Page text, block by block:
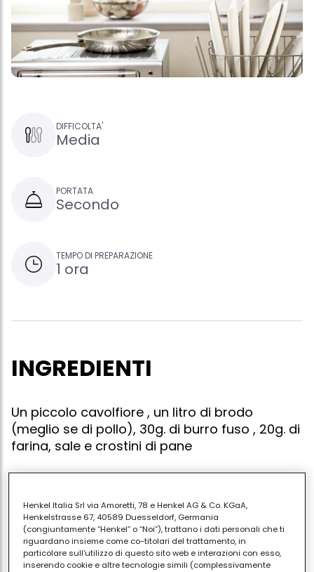
DIFFICOLTA'
Media
PORTATA
Secondo
TEMPO DI PREPARAZIONE
1 ora
INGREDIENTI
Un piccolo cavolfiore , un litro di brodo
(meglio se di pollo), 30g. di burro fuso , 20g. di
farina, sale e crostini di pane
Lessate le cimette di un piccolo cavolfiore per circa
30 minuti; poi frullatele con un litro di brodo (meglio
se di pollo).stemperate in 30g. di burro fuso 20g. di
farina, diluite con il passato, sempre mescolando,
Henkel Italia Srl via Amoretti, 78 e Henkel AG & Co. KGaA,
Henkelstrasse 67, 40589 Duesseldorf, Germania
(congiuntamente “Henkel” o “Noi”), trattano i dati personali che ti
riguardano insieme come co-titolari del trattamento, in
particolare sull'utilizzo di questo sito web e interazioni con esso,
inserendo cookie e altre tecnologie simili (complessivamente